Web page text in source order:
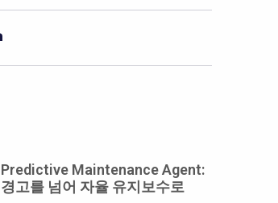
Predictive Maintenance Agent:
경고를 넘어 자율 유지보수로